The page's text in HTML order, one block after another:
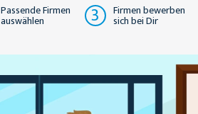
Passende Firmen
auswählen 3 Firmen bewerben
sich bei Dir